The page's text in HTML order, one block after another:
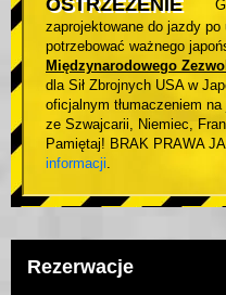
zaprojektowane do jazdy
potrzebować ważnego
Międzynarodowego
dla Sił Zbrojnych USA w
oficjalnym tłumaczeniem
ze Szwajcarii, Niemiec,
Pamiętaj! BRAK PRAWA
informacji.
Rezerwacje